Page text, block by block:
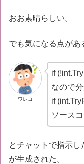
おお素晴らしい。
でも気になる点があ
ワレコ
if
なので分
if
ソース
とチャットで指示し
が生成された。